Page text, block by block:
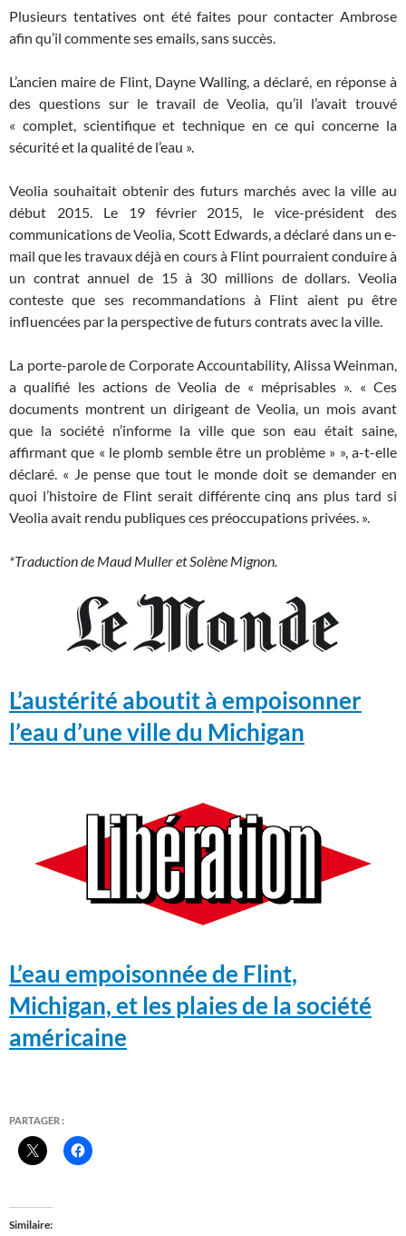
Plusieurs tentatives ont été faites pour contacter Ambrose
afin qu’il commente ses emails, sans succès.
L’ancien maire de Flint, Dayne Walling, a déclaré, en réponse à
des questions sur le travail de Veolia, qu’il l’avait trouvé
« complet, scientifique et technique en ce qui concerne la
sécurité et la qualité de l’eau ».
Veolia souhaitait obtenir des futurs marchés avec la ville au
début 2015. Le 19 février 2015, le vice-président des
communications de Veolia, Scott Edwards, a déclaré dans un e-
mail que les travaux déjà en cours à Flint pourraient conduire à
un contrat annuel de 15 à 30 millions de dollars. Veolia
conteste que ses recommandations à Flint aient pu être
influencées par la perspective de futurs contrats avec la ville.
La porte-parole de Corporate Accountability, Alissa Weinman,
a qualifié les actions de Veolia de « méprisables ». « Ces
documents montrent un dirigeant de Veolia, un mois avant
que la société n’informe la ville que son eau était saine,
affirmant que « le plomb semble être un problème » », a-t-elle
déclaré. « Je pense que tout le monde doit se demander en
quoi l’histoire de Flint serait différente cinq ans plus tard si
Veolia avait rendu publiques ces préoccupations privées. ».
*Traduction de Maud Muller et Solène Mignon.
L’austérité aboutit à empoisonner
l’eau d’une ville du Michigan
L’eau empoisonnée de Flint,
Michigan, et les plaies de la société
américaine
PARTAGER :
Similaire